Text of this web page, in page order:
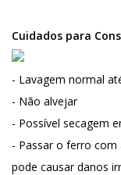
Cuidados para
- Lavagem normal
- Não alvejar
- Possível secagem
- Passar o ferro com
pode causar danos